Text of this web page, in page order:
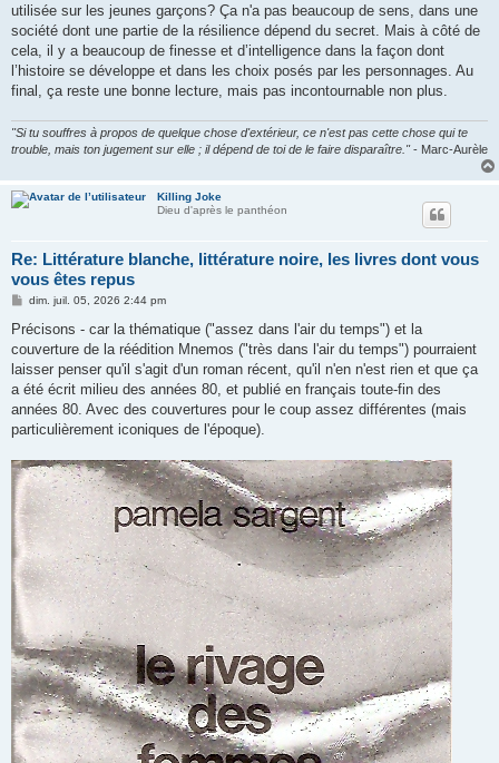
utilisée sur les jeunes garçons? Ça n'a pas beaucoup de sens, dans une
société dont une partie de la résilience dépend du secret. Mais à côté de
cela, il y a beaucoup de finesse et d’intelligence dans la façon dont
l’histoire se développe et dans les choix posés par les personnages. Au
final, ça reste une bonne lecture, mais pas incontournable non plus.
"Si tu souffres à propos de quelque chose d'extérieur, ce n'est pas cette chose qui te
trouble, mais ton jugement sur elle ; il dépend de toi de le faire disparaître."- Marc-Aurèle
Killing Joke
Dieu d'après le panthéon
Re: Littérature blanche, littérature noire, les livres dont vous
vous êtes repus
M
s
a
g
dim. juil. 05, 2026 2:44 pm
Précisons - car la thématique ("assez dans l'air du temps") et la
couverture de la réédition Mnemos ("très dans l'air du temps") pourraient
laisser penser qu'il s'agit d'un roman récent, qu'il n'en n'est rien et que ça
a été écrit milieu des années 80, et publié en français toute-fin des
années 80. Avec des couvertures pour le coup assez différentes (mais
particulièrement iconiques de l'époque).